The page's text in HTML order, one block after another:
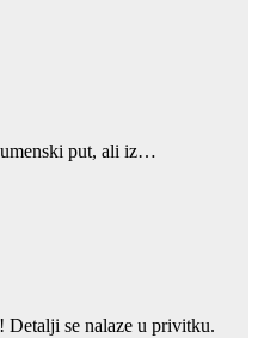
put, ali iz…
Detalji se nalaze u privitku.